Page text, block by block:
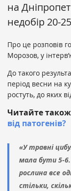
на
недобір 20-
Про це розповів
Морозов, у
До такого
період весни на
ростуть, до яких
Читайте
від патогенів?
«У травні
мала бути 5-
рослина все
стільки,